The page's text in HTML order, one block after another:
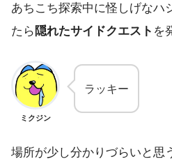
あちこち探索中に怪しげなハ
たら 隠れたサイドクエスト を
ミクジン
ラッキー
場所が少し分かりづらいと思